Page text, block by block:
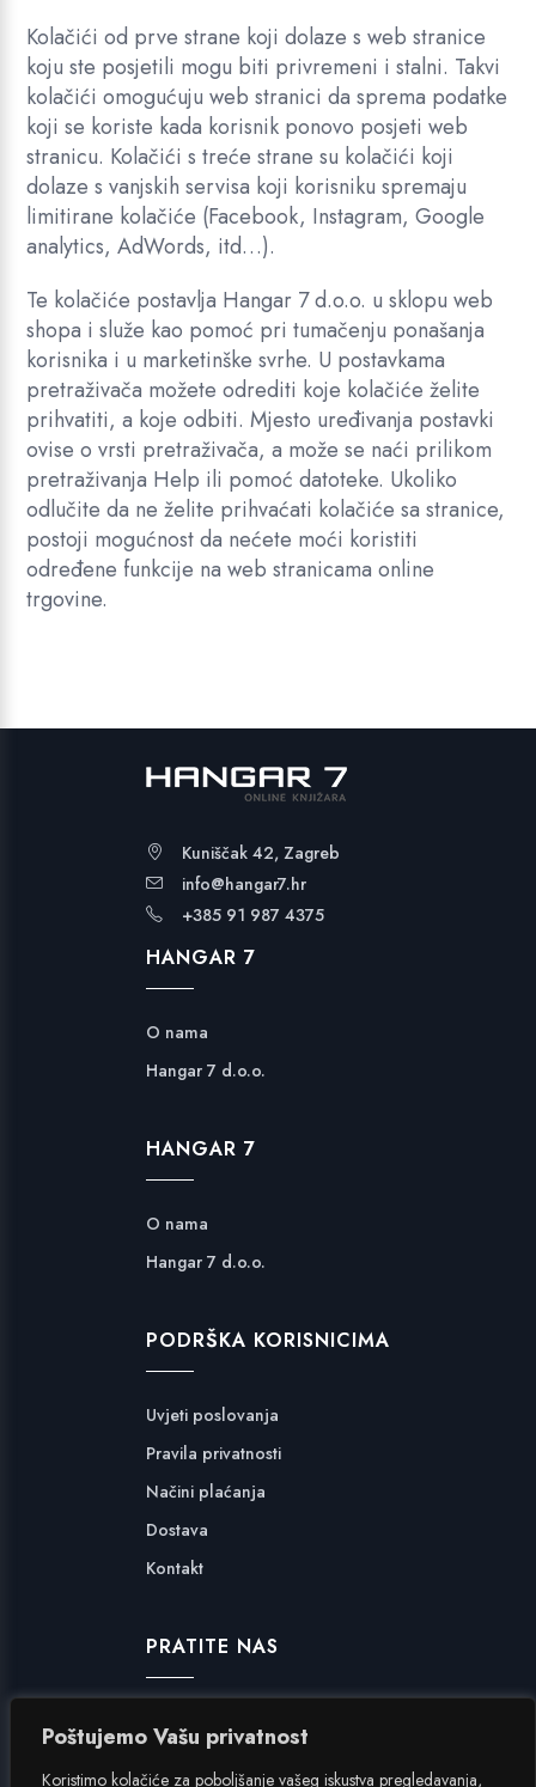
Poštujemo Vašu privatnost
Koristimo kolačiće za poboljšanje vašeg iskustva pregledavanja,
Kolačići od prve strane koji dolaze s web stranice
koju ste posjetili mogu biti privremeni i stalni. Takvi
kolačići omogućuju web stranici da sprema podatke
koji se koriste kada korisnik ponovo posjeti web
stranicu. Kolačići s treće strane su kolačići koji
dolaze s vanjskih servisa koji korisniku spremaju
limitirane kolačiće (Facebook, Instagram, Google
analytics, AdWords, itd…).
Te kolačiće postavlja Hangar 7 d.o.o. u sklopu web
shopa i služe kao pomoć pri tumačenju ponašanja
korisnika i u marketinške svrhe. U postavkama
pretraživača možete odrediti koje kolačiće želite
prihvatiti, a koje odbiti. Mjesto uređivanja postavki
ovise o vrsti pretraživača, a može se naći prilikom
pretraživanja Help ili pomoć datoteke. Ukoliko
odlučite da ne želite prihvaćati kolačiće sa stranice,
postoji mogućnost da nećete moći koristiti
određene funkcije na web stranicama online
trgovine.
Kuniščak 42, Zagreb
info@hangar7.hr
+385 91 987 4375
HANGAR 7
O nama
Hangar 7 d.o.o.
HANGAR 7
O nama
Hangar 7 d.o.o.
PODRŠKA KORISNICIMA
Uvjeti poslovanja
Pravila privatnosti
Načini plaćanja
Dostava
Kontakt
PRATITE NAS